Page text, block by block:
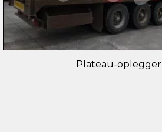
Plateau-oplegger